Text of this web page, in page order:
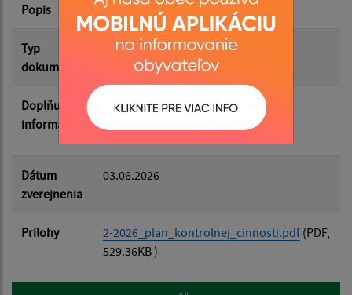
Filtrovať Reset
Popis
Typ
dokumentu
Rôzne
Doplňujúce
informácie
Plán kontrolnej činnosti Hlavného
kontrolóra obce na 2. polrok 2026
Dátum
zverejnenia
03.06.2026
Prílohy 2-2026_plan_kontrolnej_cinnosti.pdf (PDF,
529.36KB )